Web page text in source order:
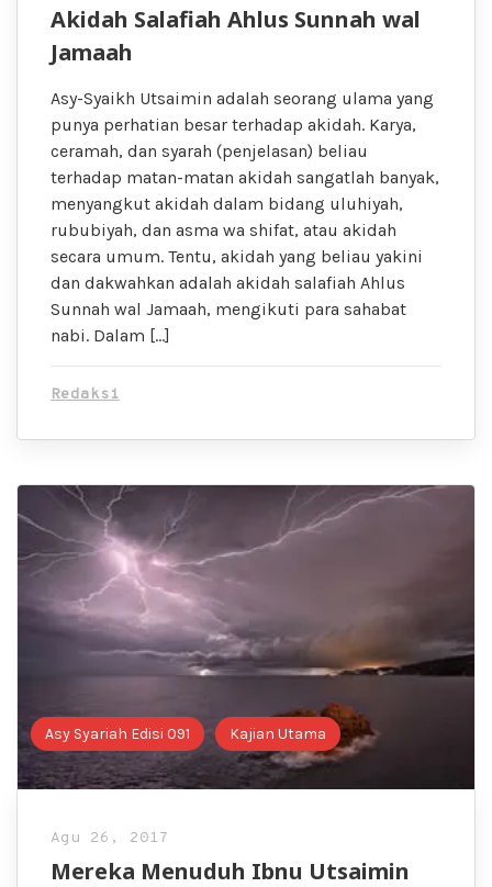
Akidah Salafiah Ahlus Sunnah wal
Jamaah
Asy-Syaikh Utsaimin adalah seorang ulama yang
punya perhatian besar terhadap akidah. Karya,
ceramah, dan syarah (penjelasan) beliau
terhadap matan-matan akidah sangatlah banyak,
menyangkut akidah dalam bidang uluhiyah,
rububiyah, dan asma wa shifat, atau akidah
secara umum. Tentu, akidah yang beliau yakini
dan dakwahkan adalah akidah salafiah Ahlus
Sunnah wal Jamaah, mengikuti para sahabat
nabi. Dalam […]
Redaksi
Asy Syariah Edisi 091 Kajian Utama
Agu 26, 2017
Mereka Menuduh Ibnu Utsaimin